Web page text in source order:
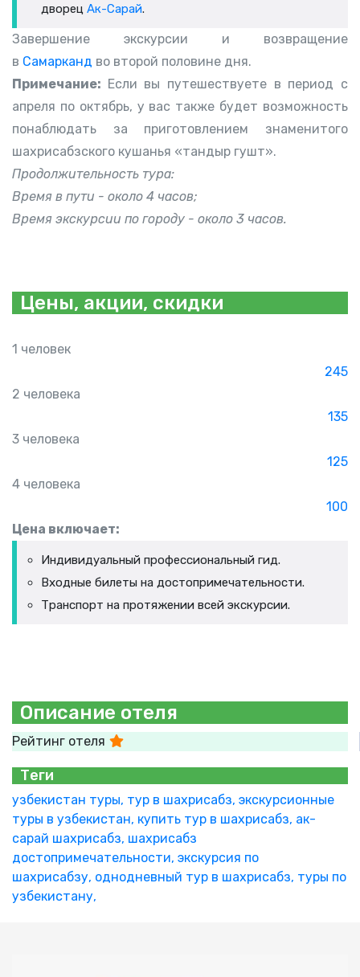
дворец Ак-Сарай.
Завершение экскурсии и возвращение
в Самарканд во второй половине дня.
Примечание: Если вы путешествуете в период с
апреля по октябрь, у вас также будет возможность
понаблюдать за приготовлением знаменитого
шахрисабзского кушанья «тандыр гушт».
Продолжительность тура:
Время в пути - около 4 часов;
Время экскурсии по городу - около 3 часов.
Цены, акции, скидки
1 человек
245
2 человека
135
3 человека
125
4 человека
100
Цена включает:
Индивидуальный профессиональный гид.
Входные билеты на достопримечательности.
Транспорт на протяжении всей экскурсии.
Описание отеля
Рейтинг отеля
Теги
узбекистан туры, тур в шахрисабз, экскурсионные
туры в узбекистан, купить тур в шахрисабз, ак-
сарай шахрисабз, шахрисабз
достопримечательности, экскурсия по
шахрисабзу, однодневный тур в шахрисабз, туры по
узбекистану,